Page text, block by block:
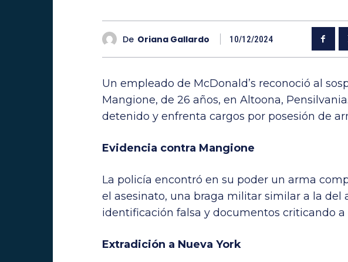
De Oriana Gallardo 10/12/2024
Un empleado de McDonald’s reconoció al
Mangione, de 26 años, en Altoona,
detenido y enfrenta cargos por posesión de
Evidencia contra Mangione
La policía encontró en su poder un arma
el asesinato, una braga militar similar a la del
identificación falsa y documentos criticando a
Extradición a Nueva York